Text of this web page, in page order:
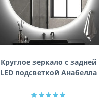
Круглое зеркало с задней
LED подсветкой Анабелла